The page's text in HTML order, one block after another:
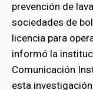
prevención de
sociedades de
licencia para
informó la
Comunicación
esta